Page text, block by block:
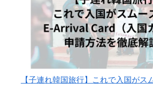
【子連れ韓国旅行】これで入国がス